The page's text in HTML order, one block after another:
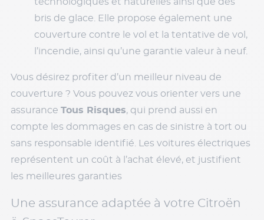
bris de glace. Elle propose également une
couverture contre le vol et la tentative de vol,
l’incendie, ainsi qu’une garantie valeur à neuf.
Vous désirez profiter d’un meilleur niveau de
couverture ? Vous pouvez vous orienter vers une
assurance Tous Risques, qui prend aussi en
compte les dommages en cas de sinistre à tort ou
sans responsable identifié. Les voitures électriques
représentent un coût à l’achat élevé, et justifient
les meilleures garanties
Une assurance adaptée à votre Citroën